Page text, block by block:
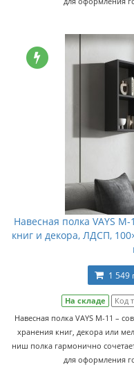
Навесная полка VAYS
книг и декора, ЛДСП,
1 549
На складе Код
Навесная полка VAYS M-11 –
хранения книг, декора или
ниш полка гармонично
для оформления